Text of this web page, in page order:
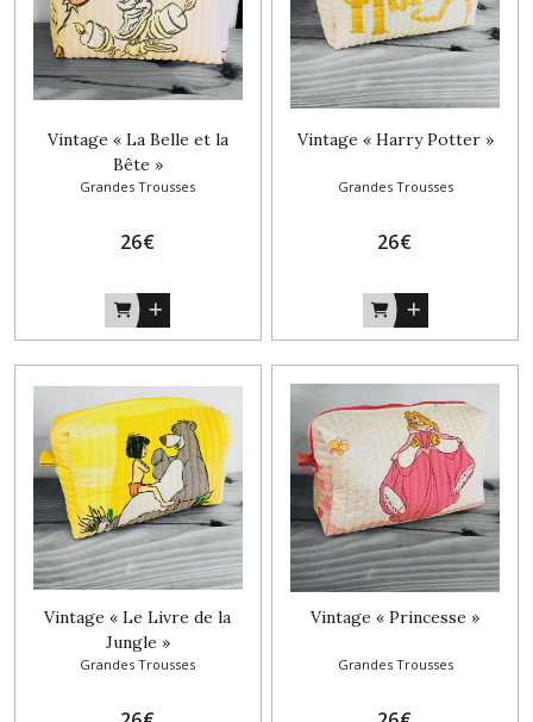
Vintage « La Belle et la
Bête »
Grandes Trousses
26€
Vintage « Harry Potter »
Grandes Trousses
26€
Vintage « Le Livre de la
Jungle »
Grandes Trousses
Vintage « Princesse »
Grandes Trousses